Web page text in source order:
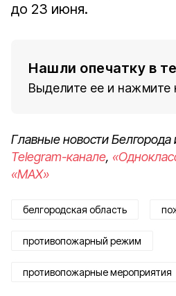
до 23 июня.
Нашли опечатку в
Выделите ее и нажмите
Главные новости
Telegram-канале,
«MAX»
белгородская область
противопожарный режим
противопожарные мероприятия